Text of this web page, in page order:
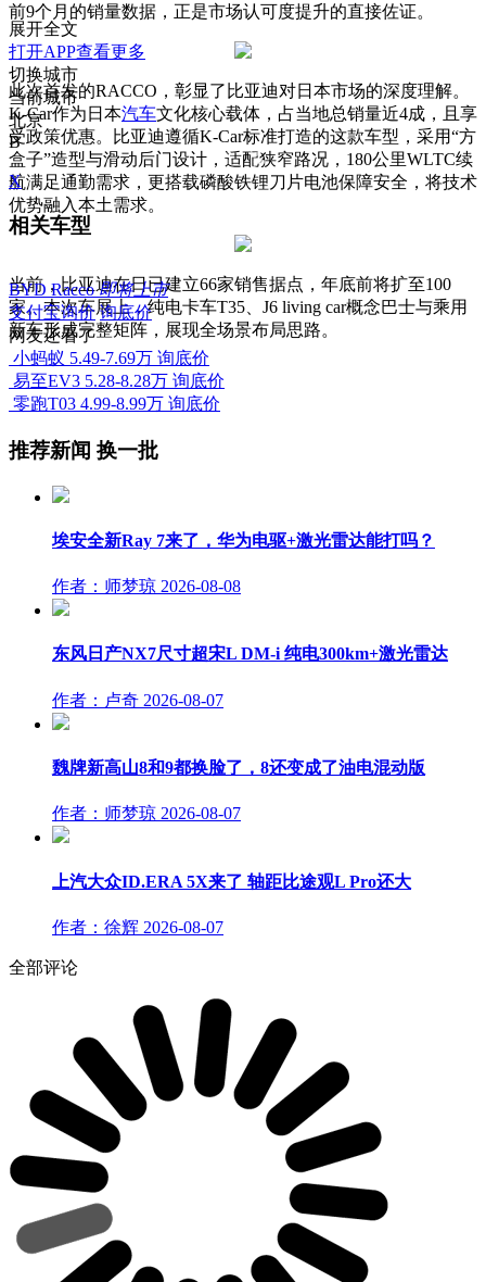
前9个月的销量数据，正是市场认可度提升的直接佐证。
此次首发的RACCO，彰显了比亚迪对日本市场的深度理解。
K-Car作为日本汽车文化核心载体，占当地总销量近4成，且享
受政策优惠。比亚迪遵循K-Car标准打造的这款车型，采用“方
盒子”造型与滑动后门设计，适配狭窄路况，180公里WLTC续
航满足通勤需求，更搭载磷酸铁锂刀片电池保障安全，将技术
优势融入本土需求。
当前，比亚迪在日已建立66家销售据点，年底前将扩至100
家。本次车展上，纯电卡车T35、J6 living car概念巴士与乘用
新车形成完整矩阵，展现全场景布局思路。
展开全文
打开APP查看更多
切换城市
当前城市
北京
B
X
相关车型
BYD Racco 即将上市
支付宝询价 询底价
网友还看了
小蚂蚁 5.49-7.69万 询底价
易至EV3 5.28-8.28万 询底价
零跑T03 4.99-8.99万 询底价
推荐新闻 换一批
埃安全新Ray 7来了，华为电驱+激光雷达能打吗？
作者：师梦琼 2026-08-08
东风日产NX7尺寸超宋L DM-i 纯电300km+激光雷达
作者：卢奇 2026-08-07
魏牌新高山8和9都换脸了，8还变成了油电混动版
作者：师梦琼 2026-08-07
上汽大众ID.ERA 5X来了 轴距比途观L Pro还大
作者：徐辉 2026-08-07
全部评论